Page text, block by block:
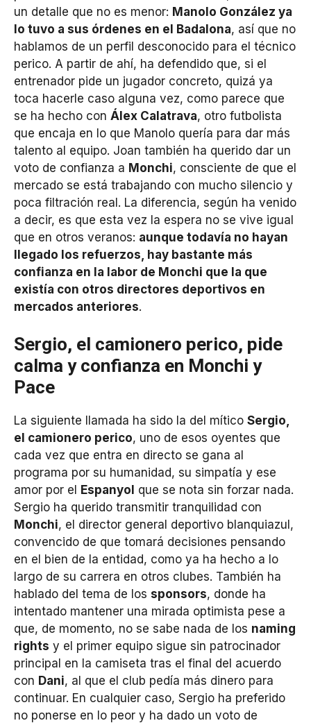
un detalle que no es menor: Manolo González ya
lo tuvo a sus órdenes en el Badalona, así que no
hablamos de un perfil desconocido para el técnico
perico. A partir de ahí, ha defendido que, si el
entrenador pide un jugador concreto, quizá ya
toca hacerle caso alguna vez, como parece que
se ha hecho con Álex Calatrava, otro futbolista
que encaja en lo que Manolo quería para dar más
talento al equipo. Joan también ha querido dar un
voto de confianza a Monchi, consciente de que el
mercado se está trabajando con mucho silencio y
poca filtración real. La diferencia, según ha venido
a decir, es que esta vez la espera no se vive igual
que en otros veranos: aunque todavía no hayan
llegado los refuerzos, hay bastante más
confianza en la labor de Monchi que la que
existía con otros directores deportivos en
mercados anteriores.
Sergio, el camionero perico, pide
calma y confianza en Monchi y
Pace
La siguiente llamada ha sido la del mítico Sergio,
el camionero perico, uno de esos oyentes que
cada vez que entra en directo se gana al
programa por su humanidad, su simpatía y ese
amor por el Espanyol que se nota sin forzar nada.
Sergio ha querido transmitir tranquilidad con
Monchi, el director general deportivo blanquiazul,
convencido de que tomará decisiones pensando
en el bien de la entidad, como ya ha hecho a lo
largo de su carrera en otros clubes. También ha
hablado del tema de los sponsors, donde ha
intentado mantener una mirada optimista pese a
que, de momento, no se sabe nada de los naming
rights y el primer equipo sigue sin patrocinador
principal en la camiseta tras el final del acuerdo
con Dani, al que el club pedía más dinero para
continuar. En cualquier caso, Sergio ha preferido
no ponerse en lo peor y ha dado un voto de